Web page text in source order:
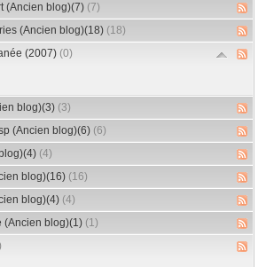
(Ancien blog)(7) (7)
(Ancien blog)(18) (18)
(2007) (0)
blog)(3) (3)
(Ancien blog)(6) (6)
(4)
blog)(16) (16)
blog)(4) (4)
(Ancien blog)(1) (1)